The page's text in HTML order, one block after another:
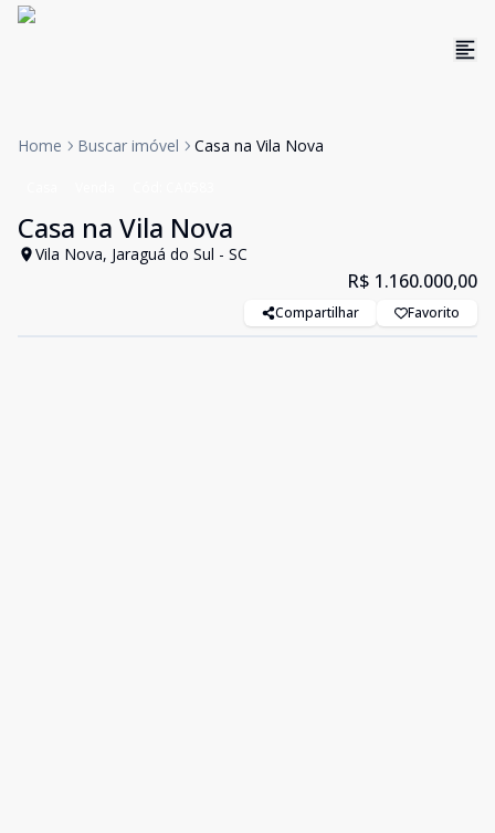
Home Buscar imóvel Casa na Vila Nova
Casa na Vila Nova
Vila Nova, Jaraguá do Sul - SC
R$ 1.160.000,00
Compartilhar Favorito